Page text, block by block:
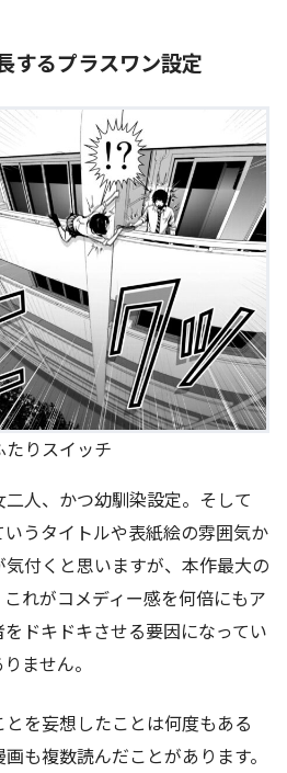
するプラスワン設定
りスイッチ
人、かつ幼馴染設定。そして
いうタイトルや表紙絵の雰囲気か
付くと思いますが、本作最大の
れがコメディー感を何倍にもア
ドキドキさせる要因になってい
ません。
を妄想したことは何度もある
も複数読んだことがあります。